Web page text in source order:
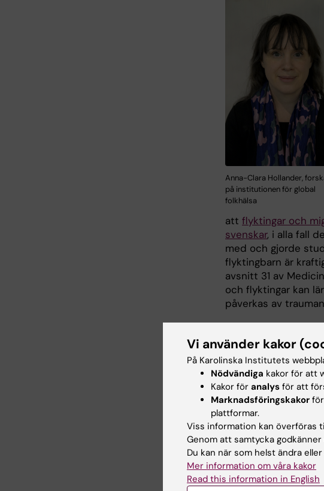
Anna-Clara Hollander,
på institutionen för global
folkhälsa
att flyktingar och
svenskar, i alla fall
med och gjorde
flyktingbarn är
avsnitt 31 av
och flyktingar kan
påverkas av
miljömedicin, svara
Lyssna på
Hitta
Mer på
Vi använder kakor
På Karolinska Institutets
Nödvändiga kakor för att
Kakor för analys för att
Marknadsföringskakor
plattformar.
Viss information kan överföras
Genom att samtycka
Du kan när som helst ändra
Mer information om våra kakor
Read this information in English